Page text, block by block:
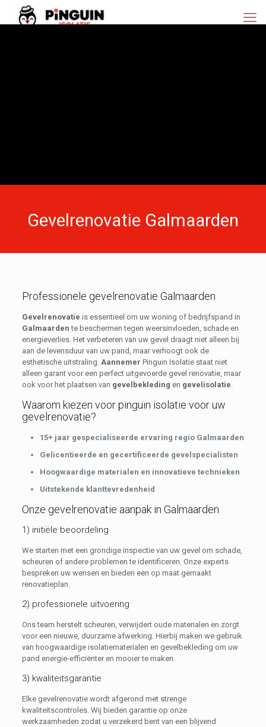
Gevelrenovatie Galmaarden
Professionele gevelrenovatie Galmaarden
Gevelrenovatie is essentieel om uw woning of bedrijfspand in
Galmaarden te beschermen tegen weersinvloeden, schade en
energieverlies. Het verbeteren van uw gevel draagt niet alleen bij
aan de levensduur van uw pand, maar verhoogt ook de
esthetische uitstraling. Aannemer Pinguin Isolatie staat niet
alleen garant voor een perfect uitgevoerde gevel renovatie, maar
ook voor het plaatsen van gevelbekleding en gevelisolatie
Waarom kiezen voor pinguïn isolatie voor uw
gevelrenovatie?
15+ jaar gespecialiseerde ervaring regio Galmaarden
Gelicentieerde en gecertificeerde gevelspecialisten
Hoogwaardige materialen en innovatieve technieken
Uitstekende klanttevredenheid
Onze gevelrenovatie aanpak in Galmaarden
1) initiële beoordeling
We starten met een grondige inspectie van uw gevel om schade,
scheuren of andere problemen te identificeren. Onze experts
bespreken uw wensen en bieden een op maat gemaakt
renovatieplan.
2) professionele uitvoering
Ons team herstelt scheuren, verwijdert oude materialen en zorgt
voor een nieuwe, duurzame afwerking. Hierbij maken we gebruik
van hoogwaardige isolatiematerialen en gevelbekleding om uw
pand energie-efficiënter en mooier te maken.
3) kwaliteitsgarantie
Elke gevelrenovatie wordt afgerond met strenge
kwaliteitscontroles. Wij bieden garantie op onze
werkzaamheden zodat u verzekerd bent van een blijvend